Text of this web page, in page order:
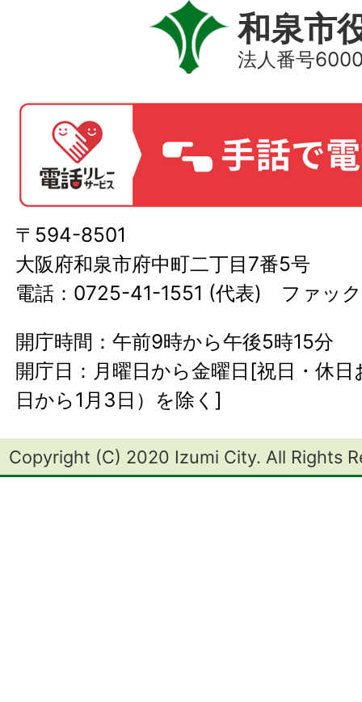
和泉市
法人番号
〒594-8501
大阪府和泉市府中町二丁目7番5号
電話：0725-41-1551 (代表) ファッ
開庁時間：午前9時から午後5時15分
開庁日：月曜日から金曜日[祝日・休
日から1月3日）を除く]
Copyright (C) 2020 Izumi City. All Rights